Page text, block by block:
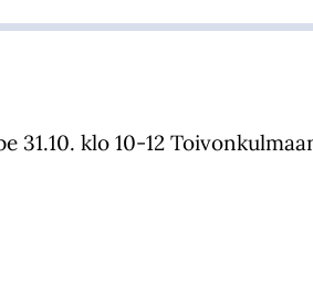
31.10. klo 10-12